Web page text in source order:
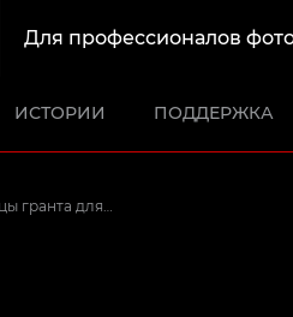
Для профессионалов
ИСТОРИИ ПОДДЕРЖКА
Обладательницы гранта для женщин-фотожурналистов